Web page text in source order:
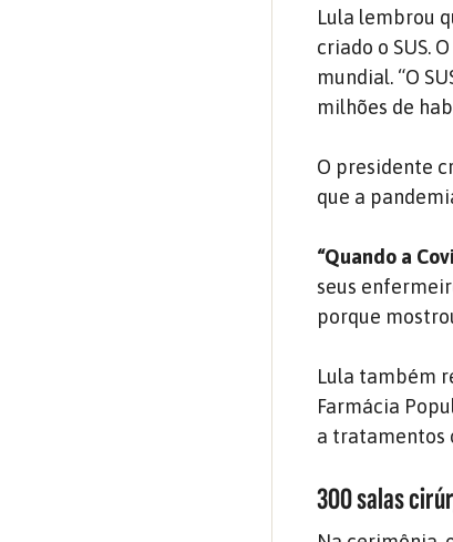
Lula lembrou
criado o SUS.
mundial. “O
milhões de
O presidente
que a
“Quando a
seus
porque
Lula também
Farmácia
a tratamentos
300 salas